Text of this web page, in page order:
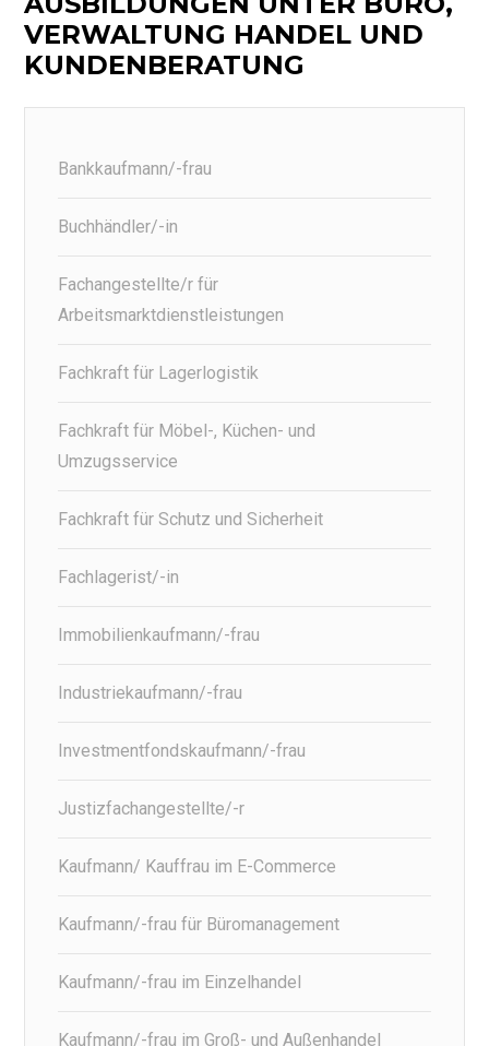
VERWALTUNG HANDEL UND
KUNDENBERATUNG
Bankkaufmann/-frau
Buchhändler/-in
Fachangestellte/r für
Arbeitsmarktdienstleistungen
Fachkraft für Lagerlogistik
Fachkraft für Möbel-, Küchen- und
Umzugsservice
Fachkraft für Schutz und Sicherheit
Fachlagerist/-in
Immobilienkaufmann/-frau
Industriekaufmann/-frau
Investmentfondskaufmann/-frau
Justizfachangestellte/-r
Kaufmann/ Kauffrau im E-Commerce
Kaufmann/-frau für Büromanagement
Kaufmann/-frau im Einzelhandel
Kaufmann/-frau im Groß- und Außenhandel